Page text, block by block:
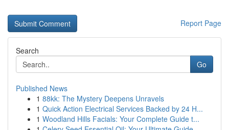
Report Page
Search
Go
Published News
1 88kk: The Mystery Deepens Unravels
1 Quick Action Electrical Services Backed by 24 H...
1 Woodland Hills Facials: Your Complete Guide t...